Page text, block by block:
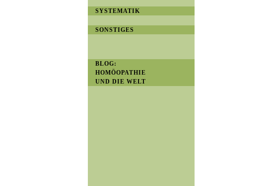
SYSTEMATIK
SONSTIGES
BLOG:
HOMÖOPATHIE
UND DIE WELT